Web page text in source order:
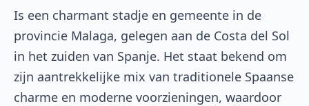
Is een charmant stadje en gemeente in de
provincie Malaga, gelegen aan de Costa del Sol
in het zuiden van Spanje. Het staat bekend om
zijn aantrekkelijke mix van traditionele Spaanse
charme en moderne voorzieningen, waardoor